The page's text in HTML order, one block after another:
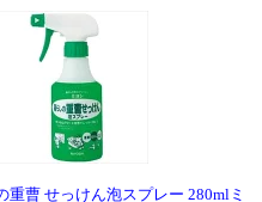
重曹 せっけん泡スプレー 280mlミ